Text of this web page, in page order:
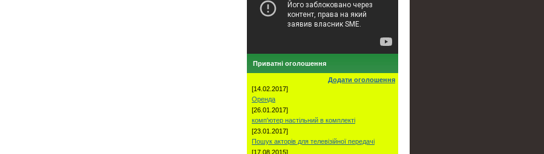
Приватні оголошення
Додати оголошення
[14.02.2017]
Оренда
[26.01.2017]
комп'ютер настільний в комплекті
[23.01.2017]
Пошук акторів для телевізійної передачі
[17.08.2015]